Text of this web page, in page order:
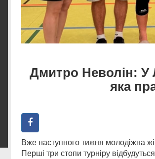
Дмитро Неволін: У
яка
Вже наступного тижня молодіжна
Перші три стопи турніру